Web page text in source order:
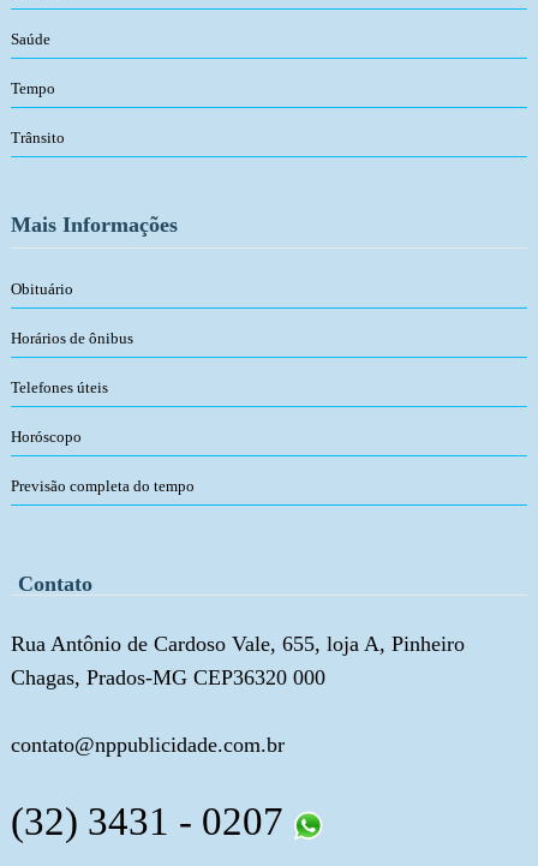
Saúde
Tempo
Trânsito
Mais Informações
Obituário
Horários de ônibus
Telefones úteis
Horóscopo
Previsão completa do tempo
Contato
Rua Antônio de Cardoso Vale, 655, loja A, Pinheiro
Chagas, Prados-MG CEP36320 000
contato@nppublicidade.com.br
(32) 3431 - 0207